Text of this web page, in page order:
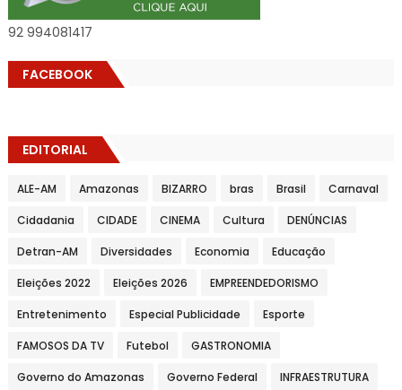
92 994081417
FACEBOOK
EDITORIAL
ALE-AM Amazonas BIZARRO bras Brasil Carnaval
Cidadania CIDADE CINEMA Cultura DENÚNCIAS
Detran-AM Diversidades Economia Educação
Eleições 2022 Eleições 2026 EMPREENDEDORISMO
Entretenimento Especial Publicidade Esporte
FAMOSOS DA TV Futebol GASTRONOMIA
Governo do Amazonas Governo Federal INFRAESTRUTURA